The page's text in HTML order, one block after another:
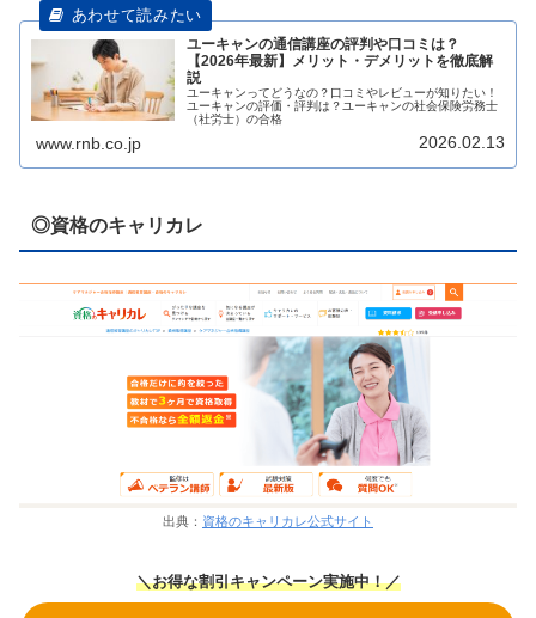
ユーキャンの通信講座の評判や口コミは？
【2026年最新】メリット・デメリットを徹底解
説
ユーキャンってどうなの？口コミやレビューが知りたい！
ユーキャンの評価・評判は？ユーキャンの社会保険労務士
（社労士）の合格
www.rnb.co.jp 2026.02.13
◎資格のキャリカレ
出典： 資格のキャリカレ公式サイト
＼お得な割引キャンペーン実施中！／